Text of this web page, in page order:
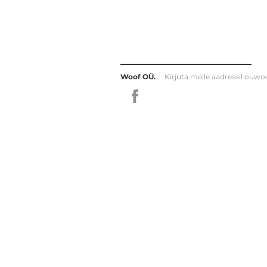
Woof OÜ. Kirjuta meile aadressil